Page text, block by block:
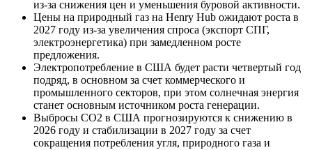
из-за снижения цен и уменьшения буровой активности.
Цены на природный газ на Henry Hub ожидают роста в
2027 году из-за увеличения спроса (экспорт СПГ,
электроэнергетика) при замедленном росте
предложения.
Электропотребление в США будет расти четвертый год
подряд, в основном за счет коммерческого и
промышленного секторов, при этом солнечная энергия
станет основным источником роста генерации.
Выбросы CO2 в США прогнозируются к снижению в
2026 году и стабилизации в 2027 году за счет
сокращения потребления угля, природного газа и